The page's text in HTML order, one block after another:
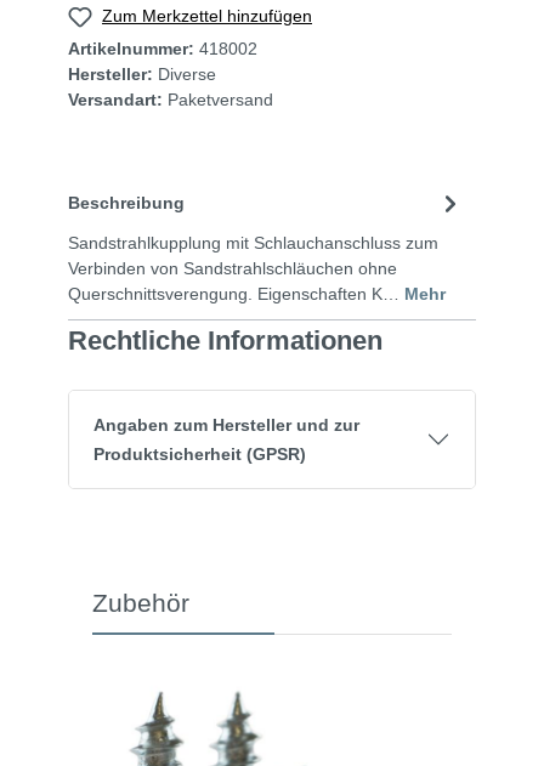
Zum Merkzettel hinzufügen
Artikelnummer: 418002
Hersteller: Diverse
Versandart: Paketversand
Beschreibung
Sandstrahlkupplung mit Schlauchanschluss zum
Verbinden von Sandstrahlschläuchen ohne
Querschnittsverengung. Eigenschaften K… Mehr
Rechtliche Informationen
Angaben zum Hersteller und zur
Produktsicherheit (GPSR)
Zubehör